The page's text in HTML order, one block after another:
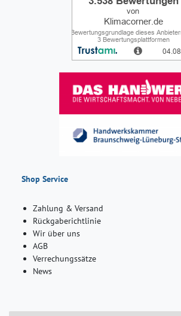
Shop Service
Zahlung & Versand
Rückgaberichtlinie
Wir über uns
AGB
Verrechungssätze
News